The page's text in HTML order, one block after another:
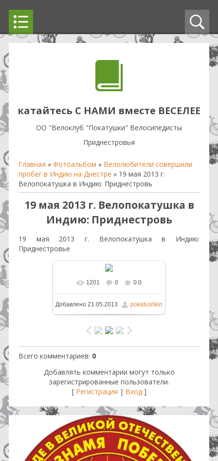
катайтесь С НАМИ вместе ВЕСЕЛЕЕ
OO "Велоклуб "Покатушки" Велосипедисты
Приднестровья
Главная » Фотоальбом » Велолюбители совершили
пробег в Индию на Днестре » 19 мая 2013 г.
Велопокатушка в Индию: Приднестровь
19 мая 2013 г. Велопокатушка в
Индию: Приднестровь
19 мая 2013 г. Велопокатушка в Индию:
Приднестровье
В реальном размере 1600x1200
/ 493.1Kb
1201 0 0.0
Добавлено 21.05.2013 pokatushkin
Всего комментариев: 0
Добавлять комментарии могут только
зарегистрированные пользователи.
[ Регистрация | Вход]